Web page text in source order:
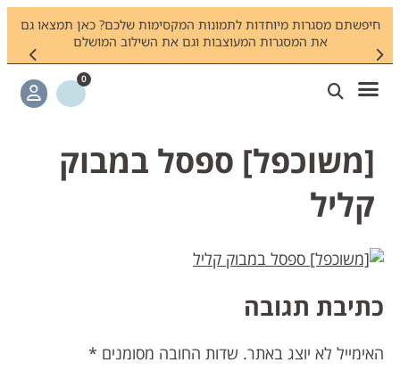
חיפשתם מסגרות מיוחדות לתמונות המקסימות שלכם? כאן תמצאו גם
את המסגרות המעוצבות וגם את השילוב המושלם
[משוכפל] ספסל במבוק
קליל
תגובה
לא יוצג באתר. שדות החובה מסומנים*